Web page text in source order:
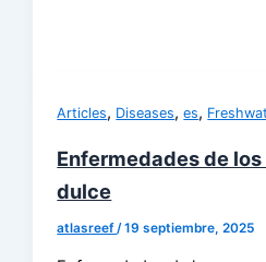
Articles, Diseases,es,
Enfermedades de
dulce
atlasreef/19 septiembre, 2025